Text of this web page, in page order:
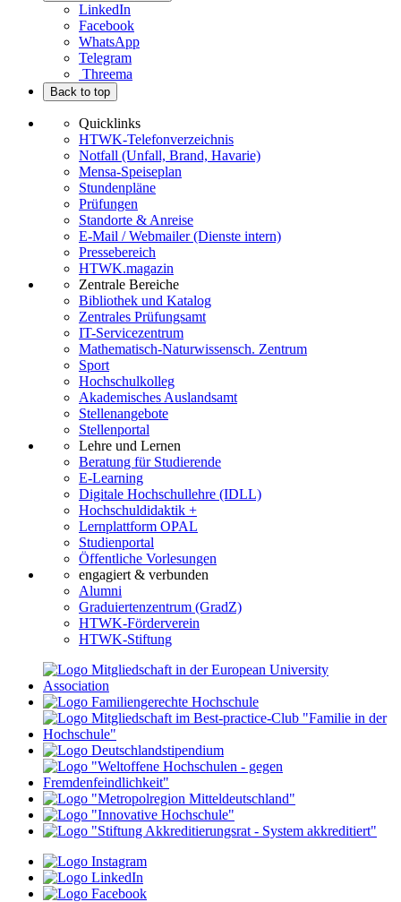
LinkedIn
Facebook
WhatsApp
Telegram
Threema
Back to top
Quicklinks
HTWK-Telefonverzeichnis
Notfall (Unfall, Brand, Havarie)
Mensa-Speiseplan
Stundenpläne
Prüfungen
Standorte & Anreise
E-Mail / Webmailer (Dienste intern)
Pressebereich
HTWK.magazin
Zentrale Bereiche
Bibliothek und Katalog
Zentrales Prüfungsamt
IT-Servicezentrum
Mathematisch-Naturwissensch. Zentrum
Sport
Hochschulkolleg
Akademisches Auslandsamt
Stellenangebote
Stellenportal
Lehre und Lernen
Beratung für Studierende
E-Learning
Digitale Hochschullehre (IDLL)
Hochschuldidaktik +
Lernplattform OPAL
Studienportal
Öffentliche Vorlesungen
engagiert & verbunden
Alumni
Graduiertenzentrum (GradZ)
HTWK-Förderverein
HTWK-Stiftung